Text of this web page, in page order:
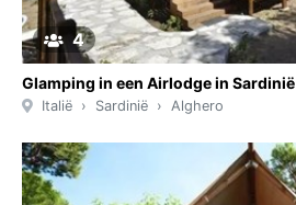
4
Glamping in een Airlodge in Sardinië
Italië Sardinië Alghero